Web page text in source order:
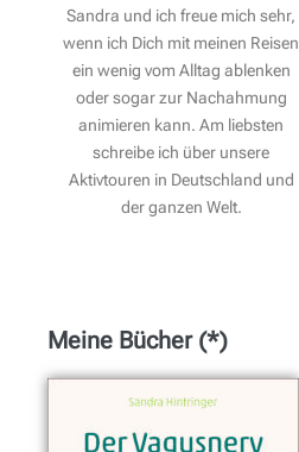
Sandra und ich freue mich sehr,
wenn ich Dich mit meinen Reisen
ein wenig vom Alltag ablenken
oder sogar zur Nachahmung
animieren kann. Am liebsten
schreibe ich über unsere
Aktivtouren in Deutschland und
der ganzen Welt.
Meine Bücher (*)